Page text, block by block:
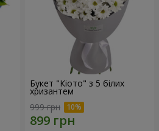
Букет "Кіото" з 5 білих
хризантем
999 грн